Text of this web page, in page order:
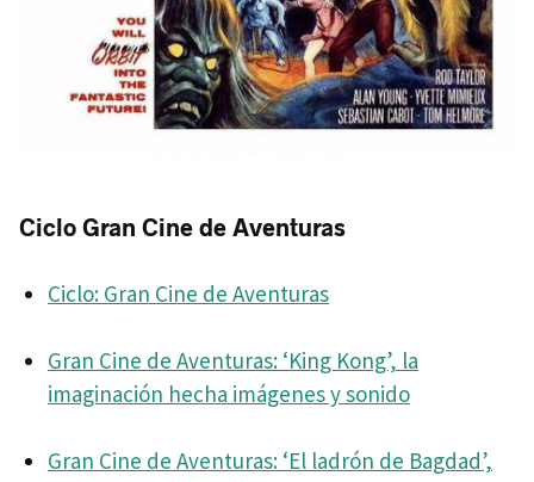
Ciclo Gran Cine de Aventuras
Ciclo: Gran Cine de Aventuras
Gran Cine de Aventuras: ‘King Kong’, la
imaginación hecha imágenes y sonido
Gran Cine de Aventuras: ‘El ladrón de Bagdad’,